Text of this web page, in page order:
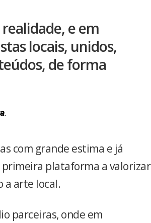
e em
locais, unidos,
de forma
.
com grande estima e já
plataforma a valorizar
a arte local.
parceiras, onde em